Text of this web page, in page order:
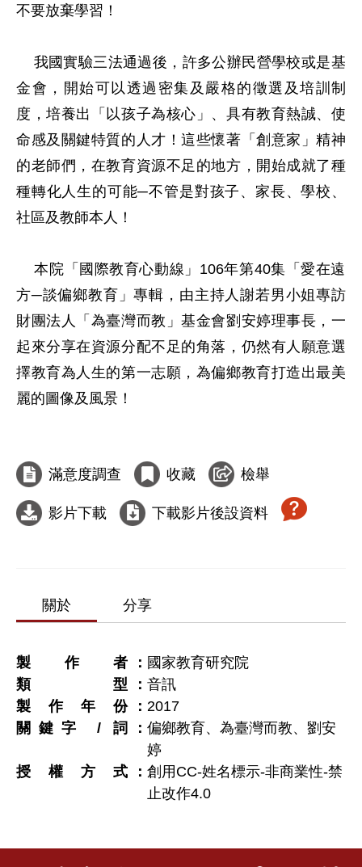
不要放棄學習！
金會，開始可以透過密集及嚴格的徵選及培訓制
度，培養出「以孩子為核心」、具有教育熱誠、使
命感及關鍵特質的人才！這些懷著「創意家」精神
的老師們，在教育資源不足的地方，開始成就了種
種轉化人生的可能─不管是對孩子、家長、學校、
社區及教師本人！
    本院「國際教育心動線」106年第40集「愛在遠
方─談偏鄉教育」專輯，由主持人謝若男小姐專訪
財團法人「為臺灣而教」基金會劉安婷理事長，一
起來分享在資源分配不足的角落，仍然有人願意選
擇教育為人生的第一志願，為偏鄉教育打造出最美
麗的圖像及風景！
滿意度調查 收藏 檢舉
影片下載 下載影片後設資料
關於 分享
製作者
國家教育研究院
類型
音訊
製作年份
2017
關鍵字 / 詞
偏鄉教育、為臺灣而教、劉安
婷
授權方式
創用CC-姓名標示-非商業性-禁
止改作4.0